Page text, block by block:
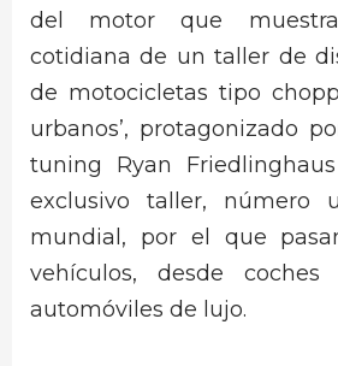
del motor que
cotidiana de un taller de
de motocicletas tipo
urbanos’, protagonizado
tuning Ryan
exclusivo taller, número
mundial, por el que
vehículos, desde coches
automóviles de lujo.